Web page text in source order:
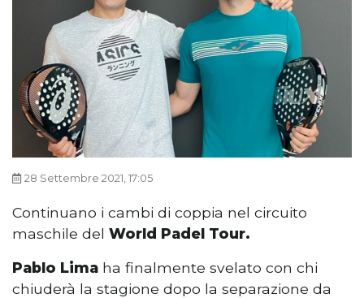
28 Settembre 2021, 17:05
Continuano i cambi di coppia nel circuito
maschile del World Padel Tour.
Pablo Lima ha finalmente svelato con chi
chiuderà la stagione dopo la separazione da